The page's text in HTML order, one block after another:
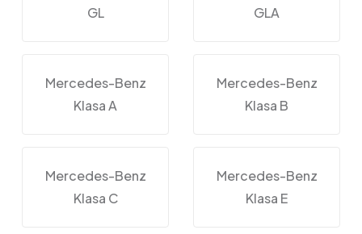
GL
GLA
Mercedes-Benz
Klasa A
Mercedes-Benz
Klasa B
Mercedes-Benz
Klasa C
Mercedes-Benz
Klasa E